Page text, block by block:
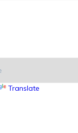
Translate